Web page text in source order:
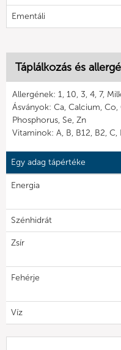
Ementáli
Táplálkozás és
Allergének: 1, 10, 3, 4, 7,
Ásványok: Ca, Calcium, Co,
Phosphorus, Se, Zn
Vitaminok: A, B, B12, B2, C,
Egy adag tápértéke
Energia
Szénhidrát
Zsír
Fehérje
Víz